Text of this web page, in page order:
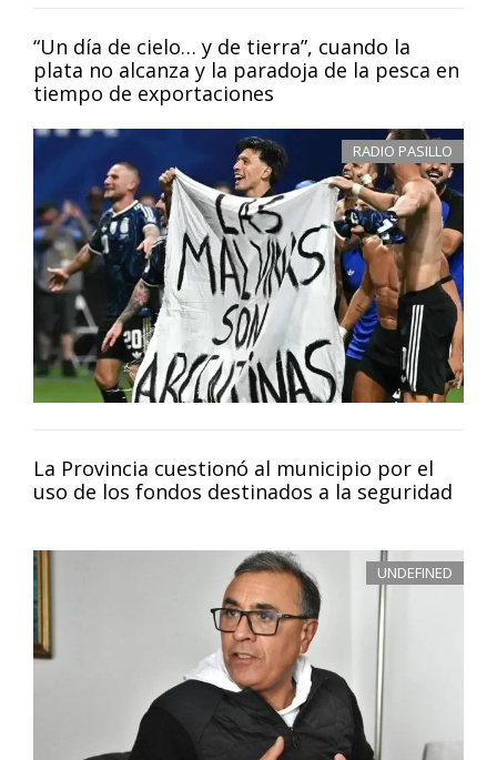
“Un día de cielo… y de tierra”, cuando la
plata no alcanza y la paradoja de la pesca en
tiempo de exportaciones
RADIO PASILLO
La Provincia cuestionó al municipio por el
uso de los fondos destinados a la seguridad
UNDEFINED